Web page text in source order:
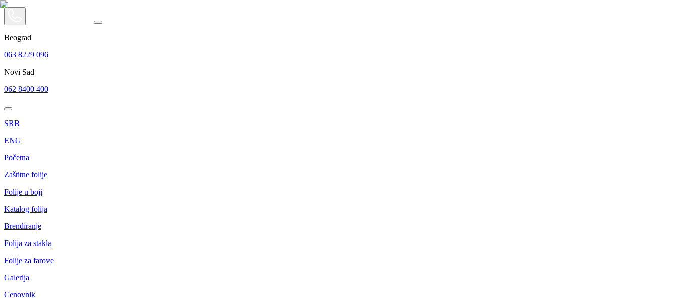
Beograd
063 8229 096
Novi Sad
062 8400 400
SRB
ENG
Početna
Zaštitne folije
Folije u boji
Katalog folija
Brendiranje
Folija za stakla
Folije za farove
Galerija
Cenovnik